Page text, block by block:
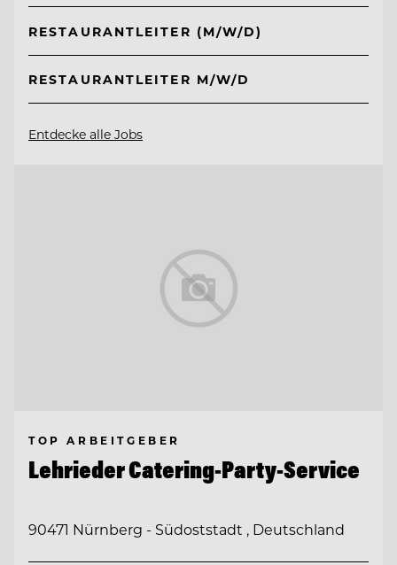
RESTAURANTLEITER (M/W/D)
RESTAURANTLEITER M/W/D
Entdecke alle Jobs
TOP ARBEITGEBER
Lehrieder Catering-Party-Service
90471 Nürnberg - Südoststadt , Deutschland